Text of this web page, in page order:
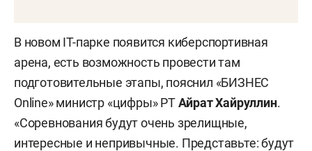
В новом IT-парке появится киберспортивная
арена, есть возможность провести там
подготовительные этапы, пояснил «БИЗНЕС
Online» министр «цифры» РТАйрат Хайруллин.
«Соревнования будут очень зрелищные,
интересные и непривычные. Представьте: будут